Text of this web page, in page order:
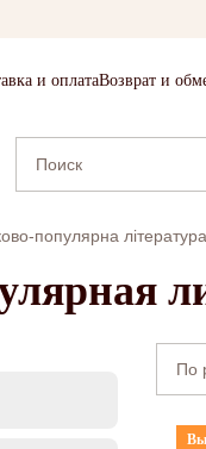
и оплатаВозврат и
популярна література